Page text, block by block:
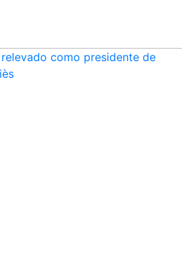
como presidente de